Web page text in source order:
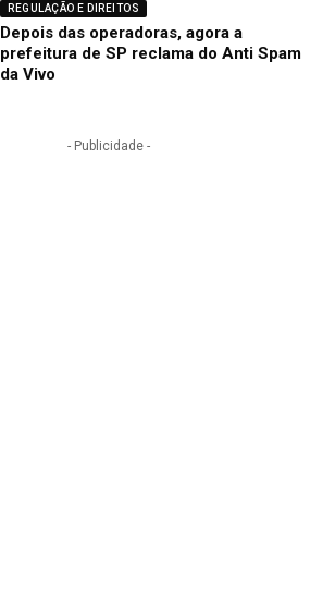
REGULAÇÃO E DIREITOS
Depois das operadoras, agora a
prefeitura de SP reclama do Anti Spam
da Vivo
- Publicidade -